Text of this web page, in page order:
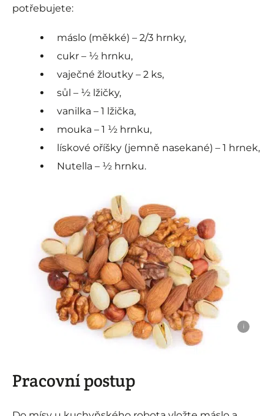
potřebujete:
máslo (měkké) – 2/3 hrnky,
cukr – ½ hrnku,
vaječné žloutky – 2 ks,
sůl – ½ lžičky,
vanilka – 1 lžička,
mouka – 1 ½ hrnku,
lískové oříšky (jemně nasekané) – 1 hrnek,
Nutella – ½ hrnku.
i
Pracovní postup